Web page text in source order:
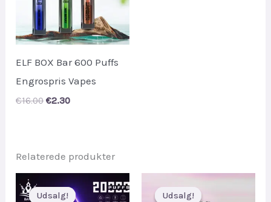
ELF BOX Bar 600 Puffs
Engrospris Vapes
€16.00 Original
€2.30Current
Relaterede produkter
Udsalg!
Udsalg! Udsalg!
Udsalg!